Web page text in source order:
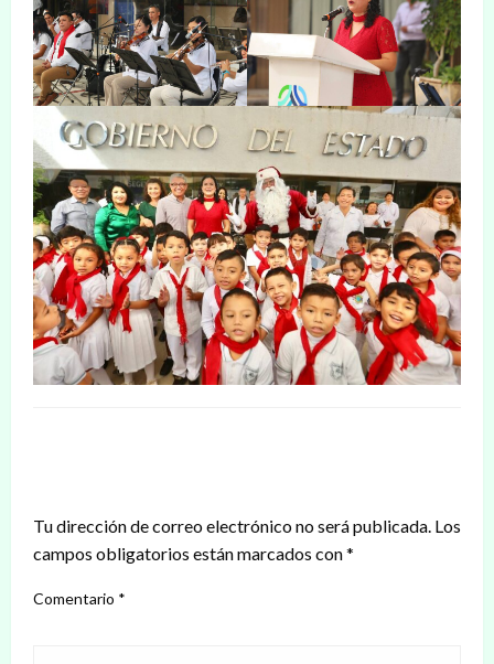
Tu dirección de correo electrónico no será publicada. Los
campos obligatorios están marcados con*
Comentario *